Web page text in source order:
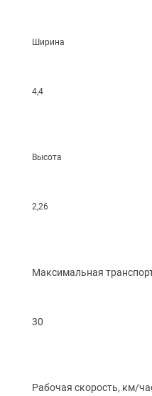
Ширина
4,4
Высота
2,26
Максимальная
30
Рабочая скорость, км/